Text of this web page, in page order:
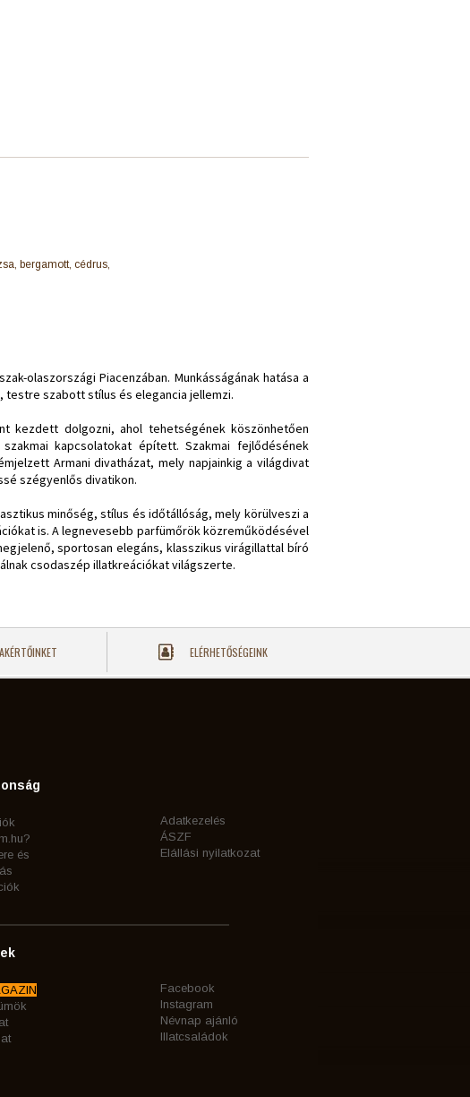
bergamott, cédrus,
olaszországi Piacenzában. Munkásságának hatása a
szabott stílus és elegancia jellemzi.
kezdett dolgozni, ahol tehetségének köszönhetően
kapcsolatokat épített. Szakmai fejlődésének
Armani divatházat, mely napjainkig a világdivat
szégyenlős divatikon.
minőség, stílus és időtállóság, mely körülveszi a
is. A legnevesebb parfümőrök közreműködésével
sportosan elegáns, klasszikus virágillattal bíró
csodaszép illatkreációkat világszerte.
ELÉRHETŐSÉGEINK
és
Adatkezelés
ÁSZF
Elállási nyilatkozat
Facebook
Instagram
Névnap ajánló
Illatcsaládok